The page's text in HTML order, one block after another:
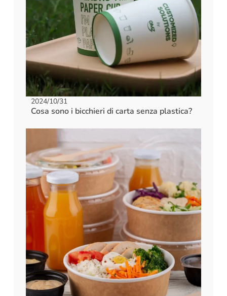
2024/10/31
Cosa sono i bicchieri di carta senza plastica?